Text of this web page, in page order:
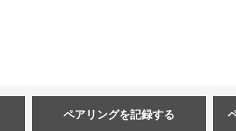
ペアリングを記録する